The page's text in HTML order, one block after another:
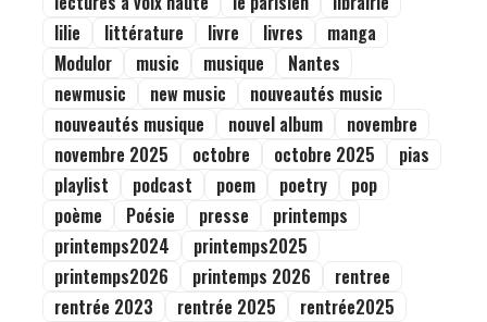
lilie
littérature livre livres
manga
Modulor
music musique
Nantes
newmusic
new music
nouveautés music
nouveautés musique
nouvel album
novembre
novembre 2025
octobre octobre 2025
pias
playlist
podcast poem poetry
pop
poème
Poésie presse
printemps
printemps2024
printemps2025
printemps2026
printemps 2026
rentree
rentrée 2023
rentrée 2025
rentrée2025